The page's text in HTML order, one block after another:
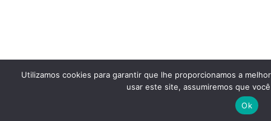
Utilizamos cookies para garantir que lhe proporcionamos a
usar este site, assumiremos que
Ok